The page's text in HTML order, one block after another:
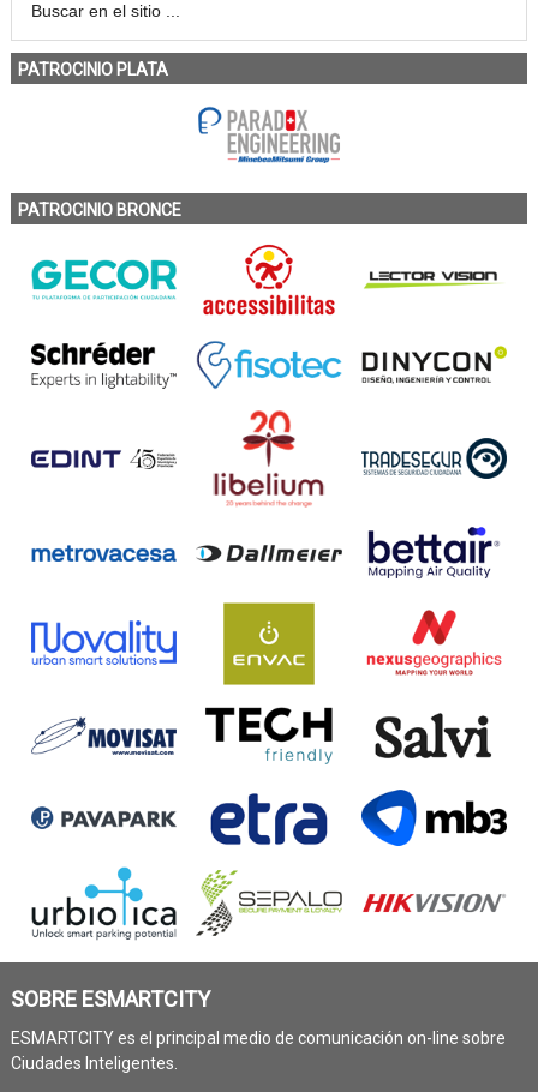
PATROCINIO PLATA
PATROCINIO BRONCE
SOBRE ESMARTCITY
ESMARTCITY es el principal medio de comunicación on-line sobre
Ciudades Inteligentes.